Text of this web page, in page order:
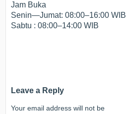
Jam Buka
Senin—Jumat: 08:00–16:00 WIB
Sabtu : 08:00–14:00 WIB
Leave a Reply
Your email address will not be